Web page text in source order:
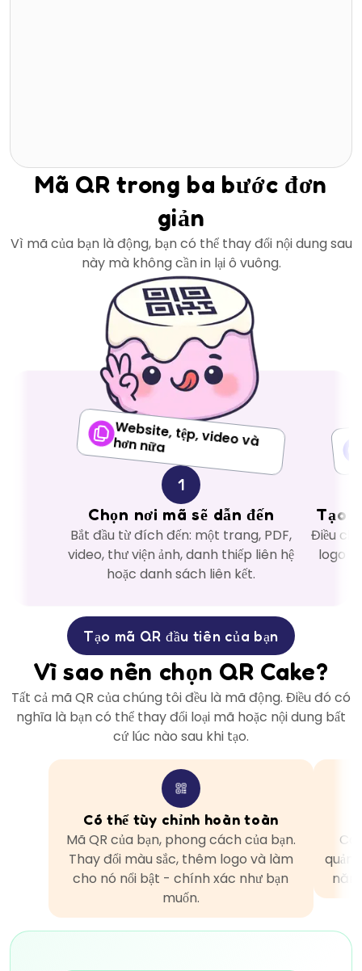
Mã QR trong ba bước đơn
giản
Vì mã của bạn là động, bạn có thể thay đổi nội dung sau
này mà không cần in lại ô vuông.
Website, tệp, video và hơn nữa
1
Chọn nơi mã sẽ dẫn đến
Bắt đầu từ đích đến: một trang, PDF,
video, thư viện ảnh, danh thiếp liên hệ
hoặc danh sách liên kết.
Tạo
Điều
logo
Tạo mã QR đầu tiên của bạn
Vì sao nên chọn QR Cake?
Tất cả mã QR của chúng tôi đều là mã động. Điều đó có
nghĩa là bạn có thể thay đổi loại mã hoặc nội dung bất
cứ lúc nào sau khi tạo.
Có thể tùy chỉnh hoàn toàn
Mã QR của bạn, phong cách của bạn.
Thay đổi màu sắc, thêm logo và làm
cho nó nổi bật - chính xác như bạn
muốn.